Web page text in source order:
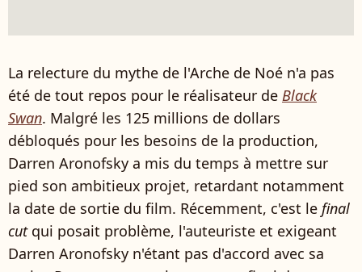
La relecture du mythe de l'Arche de Noé n'a pas
été de tout repos pour le réalisateur de Black
Swan. Malgré les 125 millions de dollars
débloqués pour les besoins de la production,
Darren Aronofsky a mis du temps à mettre sur
pied son ambitieux projet, retardant notamment
la date de sortie du film. Récemment, c'est le final
cutqui posait problème, l'auteuriste et exigeant
Darren Aronofsky n'étant pas d'accord avec sa